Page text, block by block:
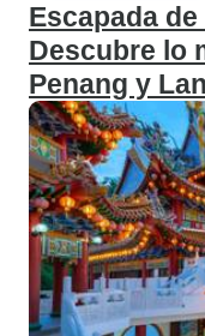
Escapada
Descubre lo
Penang y